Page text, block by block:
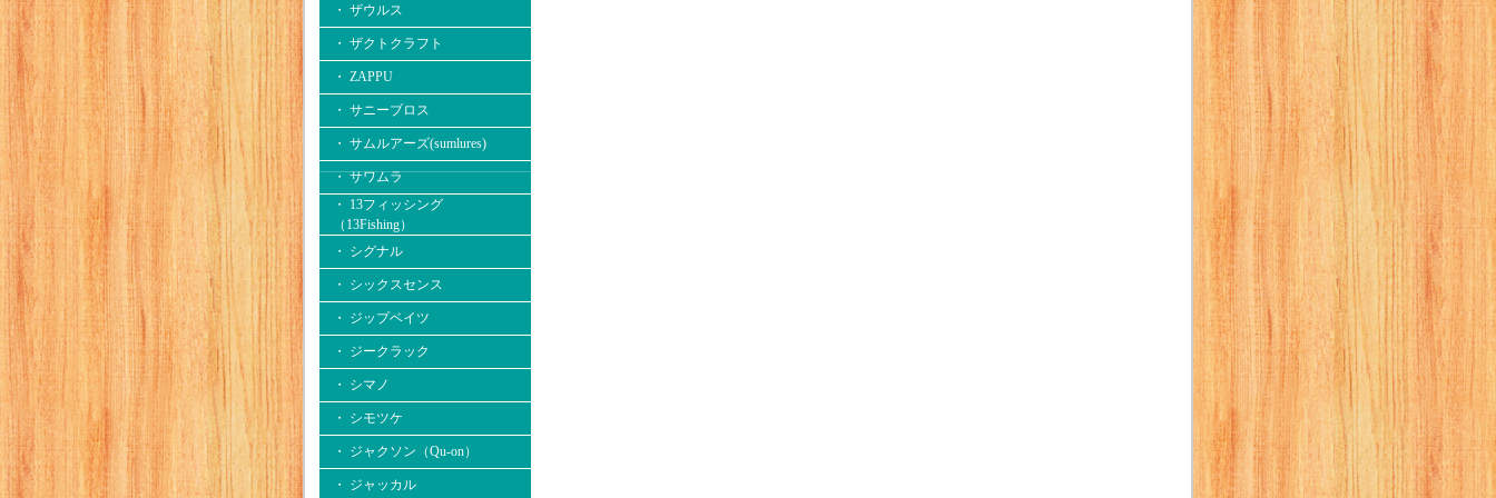
・ ザウルス
・ ザクトクラフト
・ ZAPPU
・ サニーブロス
・ サムルアーズ(sumlures)
・ サワムラ
・ 13フィッシング
（13Fishing）
・ シグナル
・ シックスセンス
・ ジップベイツ
・ ジークラック
・ シマノ
・ シモツケ
・ ジャクソン（Qu-on）
・ ジャッカル